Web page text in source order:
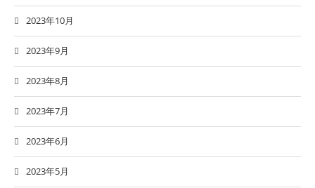
2023年10月
2023年9月
2023年8月
2023年7月
2023年6月
2023年5月